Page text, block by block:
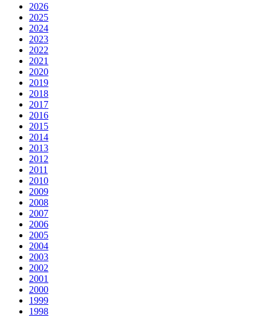
2026
2025
2024
2023
2022
2021
2020
2019
2018
2017
2016
2015
2014
2013
2012
2011
2010
2009
2008
2007
2006
2005
2004
2003
2002
2001
2000
1999
1998